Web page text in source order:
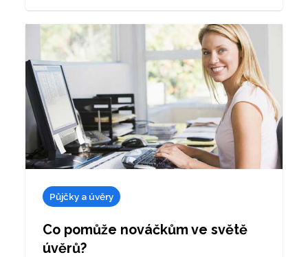
Půjčky a úvěry
Co pomůže nováčkům ve světě
úvěrů?